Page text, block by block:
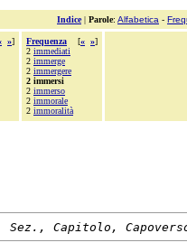
Indice| Parole: Alfabetica -
»]
Frequenza [« »]
2 immediati
2 immerge
2 immergere
2 immersi
2 immerso
2 immorale
2 immoralità
Sez., Capitolo,